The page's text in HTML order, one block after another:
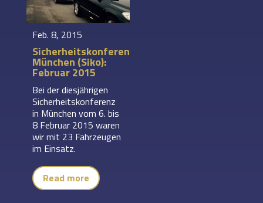
Feb. 8, 2015
Sicherheitskonferenz
München (Siko):
Februar 2015
Bei der diesjährigen
Sicherheitskonferenz
in München vom 6. bis
8 Februar 2015 waren
wir mit 23 Fahrzeugen
im Einsatz.
Read more